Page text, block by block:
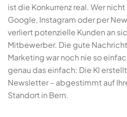
ist die Konkurrenz real. Wer
Google, Instagram oder per
verliert potenzielle Kunden an
Mitbewerber. Die gute
Marketing war noch nie so
genau das einfach: Die KI
Newsletter – abgestimmt auf
Standort in Bern.